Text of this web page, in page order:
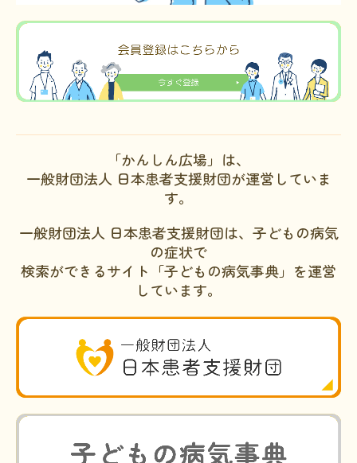
「かんしん広場」は、
一般財団法人 日本患者支援財団が運営していま
す。
一般財団法人 日本患者支援財団は、子どもの病気
の症状で
検索ができるサイト「子どもの病気事典」を運営
しています。